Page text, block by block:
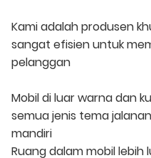
Kami adalah produsen
sangat efisien untuk
pelanggan
Mobil di luar warna dan
semua jenis tema
mandiri
Ruang dalam mobil lebih